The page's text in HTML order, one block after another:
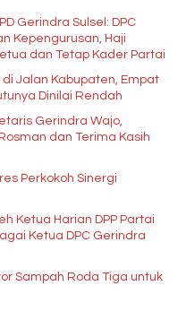
Gerindra Sulsel: DPC
Kepengurusan, Haji
Mustafa Menjabat sebagai Wakil Ketua dan Tetap Kader Partai
Jalan Kabupaten, Empat
Dinilai Rendah
Gerindra Wajo,
dan Terima Kasih
Perkokoh Sinergi
Ketua Harian DPP Partai
Ketua DPC Gerindra
Sampah Roda Tiga untuk